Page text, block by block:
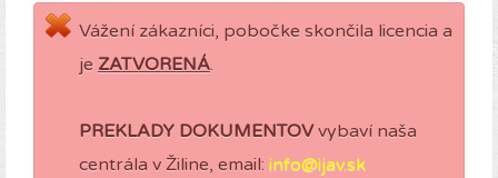
Vážení zákazníci, pobočke skončila licencia a
je ZATVORENÁ.
PREKLADY DOKUMENTOVvybaví naša
centrála v Žiline, email: info@ijav.sk